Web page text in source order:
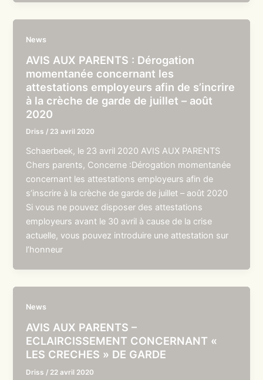
News
AVIS AUX PARENTS : Dérogation
momentanée concernant les
attestations employeurs afin de s’incrire
à la crèche de garde de juillet – août
2020
Driss / 23 avril 2020
Schaerbeek, le 23 avril 2020 AVIS AUX PARENTS
Chers parents, Concerne :Dérogation momentanée
concernant les attestations employeurs afin de
s’inscrire à la crèche de garde de juillet – août 2020
Si vous ne pouvez disposer des attestations
employeurs avant le 30 avril à cause de la crise
actuelle, vous pouvez introduire une attestation sur
l’honneur
News
AVIS AUX PARENTS –
ECLAIRCISSEMENT CONCERNANT «
LES CRECHES » DE GARDE
Driss / 22 avril 2020